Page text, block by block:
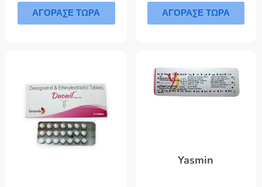
ΑΓΟΡΑΣΕ ΤΩΡΑ ΑΓΟΡΑΣΕ ΤΩΡΑ
Yasmin